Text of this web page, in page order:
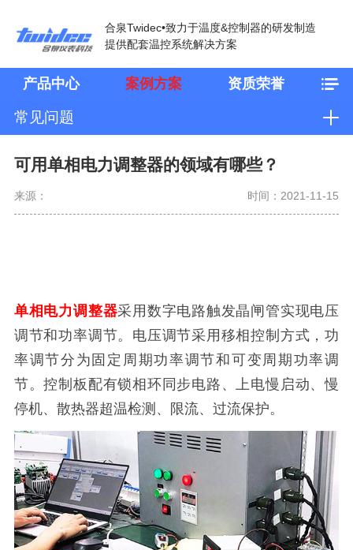
合泉Twidec•致力于温度&控制器的研发制造
提供配套温控系统解决方案
产品中心 案例方案 资质荣誉
常见问题
可用单相电力调整器的领域有哪些？
来源： 时间：2021-11-15
单相电力调整器采用数字电路触发晶闸管实现电压
调节和功率调节。电压调节采用移相控制方式，功
率调节分为固定周期功率调节和可变周期功率调
节。控制板配有锁相环同步电路、上电慢启动、慢
停机、散热器超温检测、限流、过流保护。